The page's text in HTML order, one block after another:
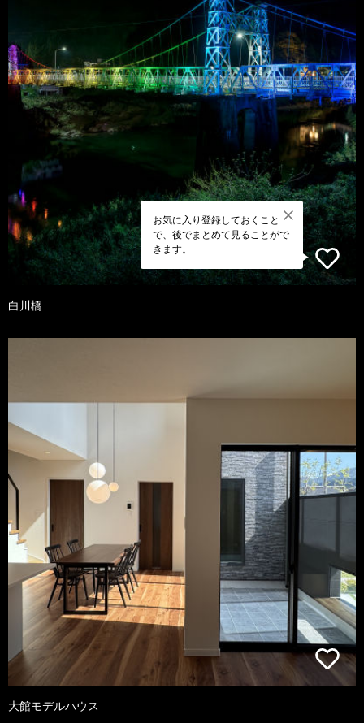
お気に入り登録しておくこと
で、後でまとめて見ることがで
きます。
白川橋
大館モデルハウス